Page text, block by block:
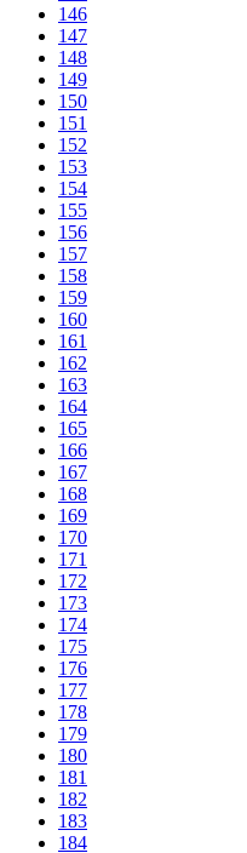
146
147
148
149
150
151
152
153
154
155
156
157
158
159
160
161
162
163
164
165
166
167
168
169
170
171
172
173
174
175
176
177
178
179
180
181
182
183
184